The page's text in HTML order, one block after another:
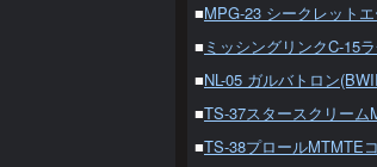
■MPG-23 シークレット
■ ミッシングリンクC-15
■NL-05 ガルバトロン
■TS-37スタースクリーム
■TS-38プロールMTMTE